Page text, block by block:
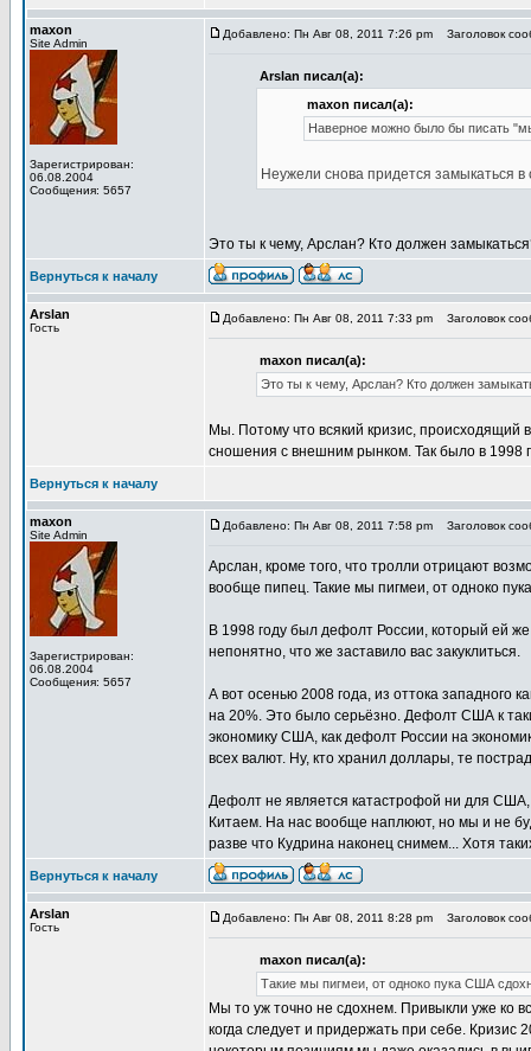
maxon
Site Admin
Зарегистрирован:
06.08.2004
Сообщения: 5657
Добавлено: Пн Авг 08, 2011 7:26 pm Заголовок
Arslan писал(а):
maxon писал(а):
Наверное можно было бы писать
Неужели снова придется замыкаться
Это ты к чему, Арслан? Кто должен
Вернуться к началу
Arslan
Гость
Добавлено: Пн Авг 08, 2011 7:33 pm Заголовок
maxon писал(а):
Это ты к чему, Арслан? Кто должен
Мы. Потому что всякий кризис, происходящий
сношения с внешним рынком. Так было в 1998
Вернуться к началу
maxon
Site Admin
Зарегистрирован:
06.08.2004
Сообщения: 5657
Добавлено: Пн Авг 08, 2011 7:58 pm Заголовок
Арслан, кроме того, что тролли отрицают
вообще пипец. Такие мы пигмеи, от одноко
В 1998 году был дефолт России, который ей
непонятно, что же заставило вас закуклиться.
А вот осенью 2008 года, из оттока западного
на 20%. Это было серьёзно. Дефолт США к
экономику США, как дефолт России на
всех валют. Ну, кто хранил доллары, те
Дефолт не является катастрофой ни для США,
Китаем. На нас вообще наплюют, но мы и не
разве что Кудрина наконец снимем... Хотя
Вернуться к началу
Arslan
Гость
Добавлено: Пн Авг 08, 2011 8:28 pm Заголовок
maxon писал(а):
Такие мы пигмеи, от одноко пука США
Мы то уж точно не сдохнем. Привыкли уже ко
когда следует и придержать при себе.